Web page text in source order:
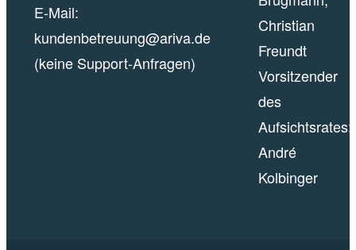
E-Mail:
kundenbetreuung@ariva.de
(keine Support-Anfragen)
Christian
Freundt
Vorsitzender
des
Aufsichtsrates:
André
Kolbinger